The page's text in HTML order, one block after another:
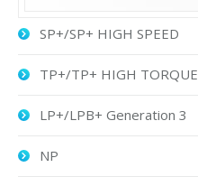
SP+/SP+ HIGH SPEED
TP+/TP+ HIGH TORQUE
LP+/LPB+ Generation 3
NP